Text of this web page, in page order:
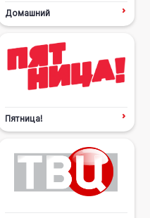
Домашний
Пятница!